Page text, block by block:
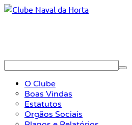
O Clube
Boas Vindas
Estatutos
Orgãos Sociais